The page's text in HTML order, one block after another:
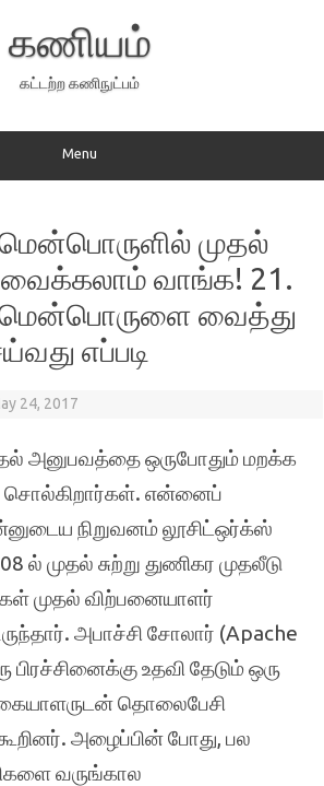
கணியம்
கட்டற்ற கணிநுட்பம்
Menu
மென்பொருளில் முதல்
வைக்கலாம் வாங்க! 21.
மென்பொருளை வைத்து
எப்படி
24, 2017
அனுபவத்தை ஒருபோதும் மறக்க
சொல்கிறார்கள். என்னைப்
நிறுவனம் லூசிட்ஒர்க்ஸ்
ல் முதல் சுற்று துணிகர முதலீடு
முதல் விற்பனையாளர்
அபாச்சி சோலார் (Apache
பிரச்சினைக்கு உதவி தேடும் ஒரு
தொலைபேசி
அழைப்பின் போது, பல
வருங்கால